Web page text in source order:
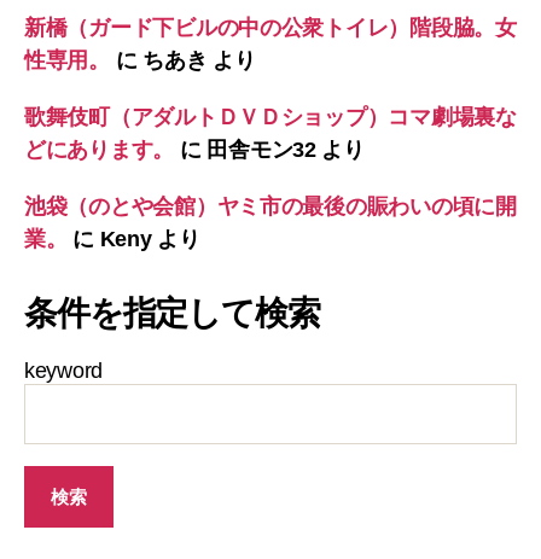
新橋（ガード下ビルの中の公衆トイレ）階段脇。女
性専用。
に ちあき より
歌舞伎町（アダルトＤＶＤショップ）コマ劇場裏な
どにあります。
に 田舎モン32より
池袋（のとや会館）ヤミ市の最後の賑わいの頃に開
業。
に Kenyより
条件を指定して検索
keyword